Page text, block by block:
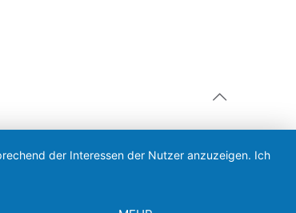
der Interessen der Nutzer anzuzeigen. Ich